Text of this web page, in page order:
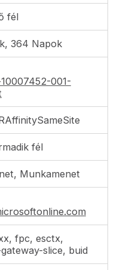
fél
364 Napok
001-
fél
Munkamenet
fpc, esctx,
slice, buid